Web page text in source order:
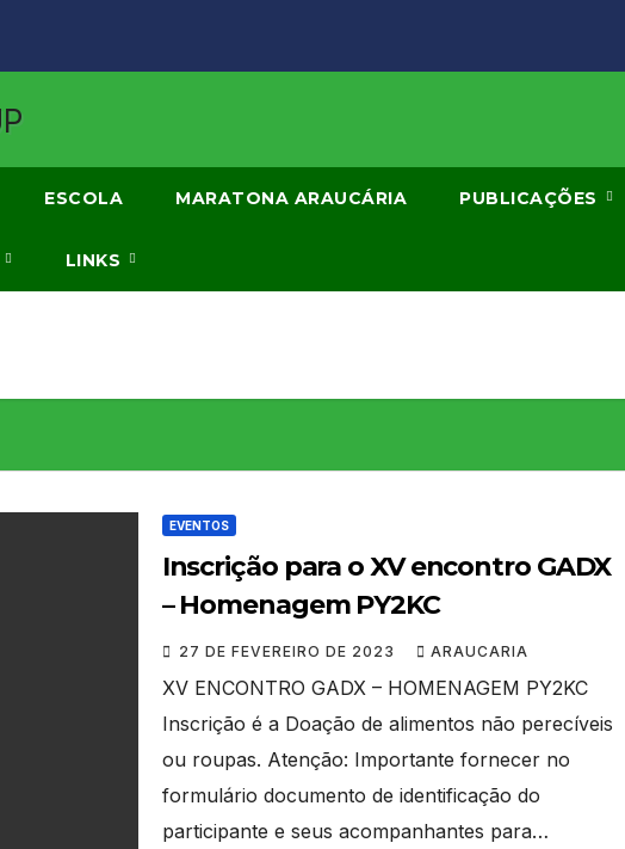
ESCOLA MARATONA ARAUCÁRIA PUBLICAÇÕES
LINKS
EVENTOS
Inscrição para o XV encontro GADX
– Homenagem PY2KC
27 DE FEVEREIRO DE 2023 ARAUCARIA
XV ENCONTRO GADX – HOMENAGEM PY2KC
Inscrição é a Doação de alimentos não perecíveis
ou roupas. Atenção: Importante fornecer no
formulário documento de identificação do
participante e seus acompanhantes para…